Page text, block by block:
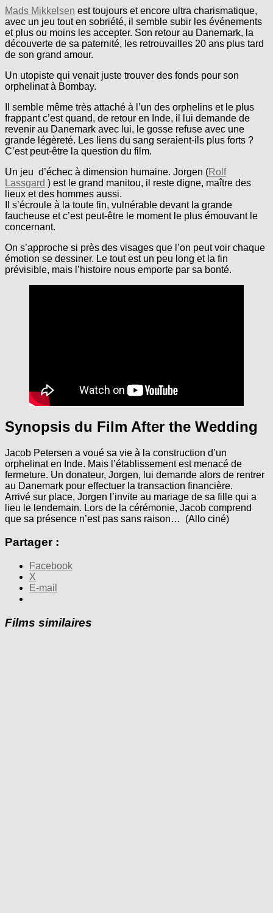
Mads Mikkelsen est toujours et encore ultra charismatique,
avec un jeu tout en sobriété, il semble subir les événements
et plus ou moins les accepter. Son retour au Danemark, la
découverte de sa paternité, les retrouvailles 20 ans plus tard
de son grand amour.
Un utopiste qui venait juste trouver des fonds pour son
orphelinat à Bombay.
Il semble même très attaché à l’un des orphelins et le plus
frappant c’est quand, de retour en Inde, il lui demande de
revenir au Danemark avec lui, le gosse refuse avec une
grande légèreté. Les liens du sang seraient-ils plus forts ?
C’est peut-être la question du film.
Un jeu d’échec à dimension humaine. Jorgen (Rolf
Lassgard ) est le grand manitou, il reste digne, maître des
lieux et des hommes aussi.
Il s’écroule à la toute fin, vulnérable devant la grande
faucheuse et c’est peut-être le moment le plus émouvant le
concernant.
On s’approche si près des visages que l’on peut voir chaque
émotion se dessiner. Le tout est un peu long et la fin
prévisible, mais l’histoire nous emporte par sa bonté.
Synopsis du Film After the Wedding
Jacob Petersen a voué sa vie à la construction d’un
orphelinat en Inde. Mais l’établissement est menacé de
fermeture. Un donateur, Jorgen, lui demande alors de rentrer
au Danemark pour effectuer la transaction financière.
Arrivé sur place, Jorgen l’invite au mariage de sa fille qui a
lieu le lendemain. Lors de la cérémonie, Jacob comprend
que sa présence n’est pas sans raison… (Allo ciné)
Partager :
Facebook
X
E-mail
Films similaires